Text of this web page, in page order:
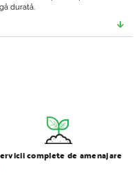
durată.
complete de amenajare